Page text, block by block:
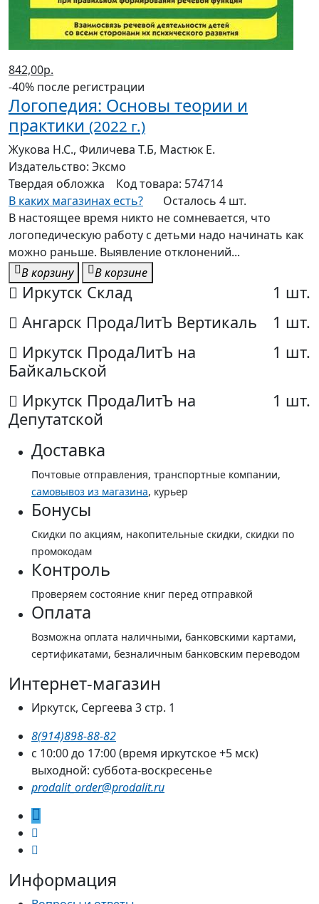
842,00р.
-40% после регистрации
Логопедия: Основы теории и
практики (2022 г.)
Жукова Н.С., Филичева Т.Б, Мастюк Е.
Издательство: Эксмо
Твердая обложка Код товара: 574714
В каких магазинах есть?
Осталось 4 шт.
В настоящее время никто не сомневается, что
логопедическую работу с детьми надо начинать как
можно раньше. Выявление отклонений...
В корзину
В корзине
Иркутск Склад
1 шт.
Ангарск ПродаЛитЪ Вертикаль
1 шт.
Иркутск ПродаЛитЪ на
Байкальской
1 шт.
Иркутск ПродаЛитЪ на
Депутатской
1 шт.
Доставка
Почтовые отправления, транспортные компании,
самовывоз из магазина, курьер
Бонусы
Скидки по акциям, накопительные скидки, скидки по
промокодам
Контроль
Проверяем состояние книг перед отправкой
Оплата
Возможна оплата наличными, банковскими картами,
сертификатами, безналичным банковским переводом
Интернет-магазин
Иркутск, Сергеева 3 стр. 1
8(914)898-88-82
с 10:00 до 17:00 (время иркутское +5 мск)
выходной: суббота-воскресенье
prodalit_order@prodalit.ru
Информация